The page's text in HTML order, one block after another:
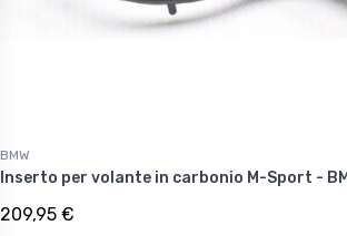
BMW
Inserto per volante in carbonio M-Sport -
209,95 €